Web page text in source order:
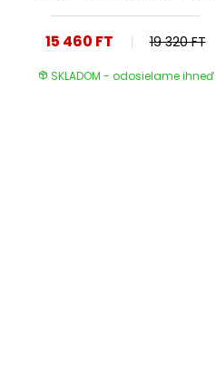
15 460 FT 19 320 FT
SKLADOM - odosielame ihneď